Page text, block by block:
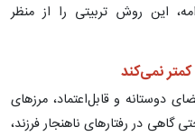
این روش تربیتی را از منظر
نمی‌کند
دوستانه و قابل‌اعتماد، مرزهای
گاهی در رفتارهای ناهنجار فرزند،